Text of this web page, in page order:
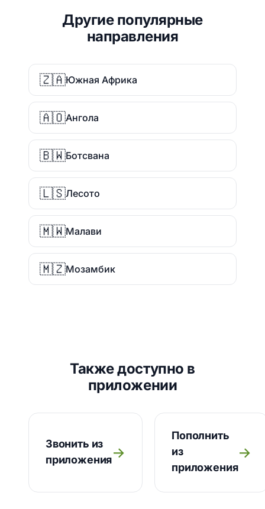
Другие популярные
направления
🇿🇦Южная Африка
🇦🇴Ангола
🇧🇼Ботсвана
🇱🇸Лесото
🇲🇼Малави
🇲🇿Мозамбик
Также доступно в
приложении
Звонить из
приложения→
Пополнить
из
приложения
→